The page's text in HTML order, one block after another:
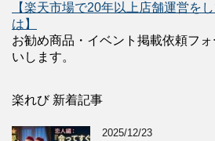
【楽天市場で20年以上店舗運営を
は】
お勧め商品・イベント掲載依頼フォ
いします。
楽れび 新着記事
2025/12/23